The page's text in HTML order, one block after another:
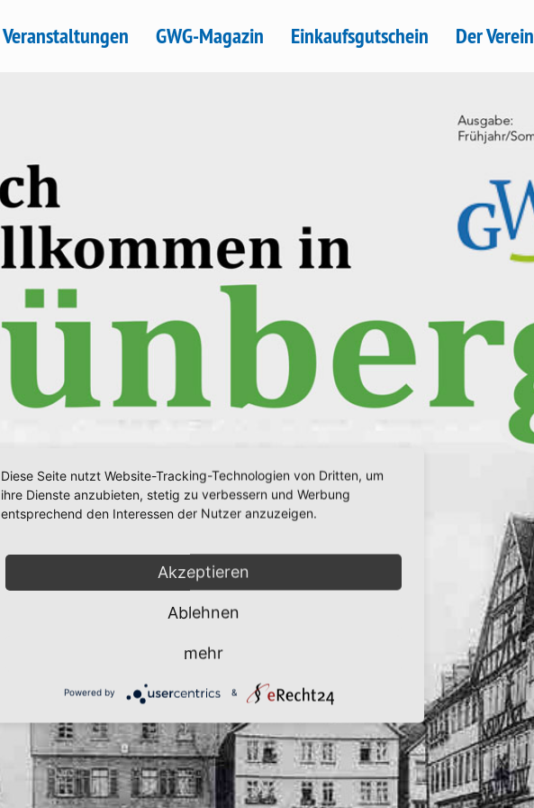
Veranstaltungen GWG-Magazin Einkaufsgutschein Der Verein
Diese Seite nutzt Website-Tracking-Technologien von Dritten, um
ihre Dienste anzubieten, stetig zu verbessern und Werbung
entsprechend den Interessen der Nutzer anzuzeigen.
Akzeptieren
Ablehnen
mehr
Powered by &